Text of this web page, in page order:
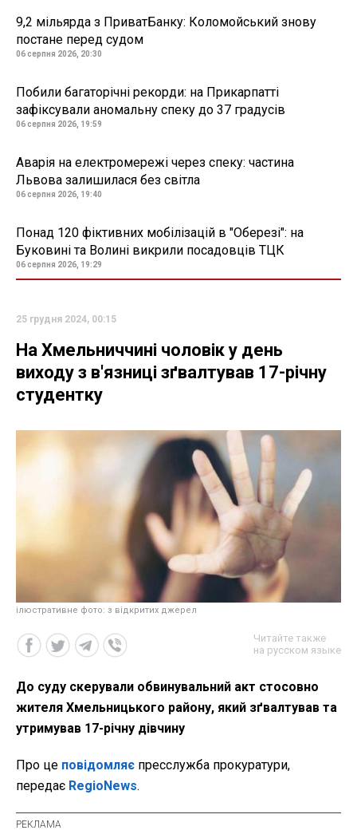
9,2 мільярда з ПриватБанку: Коломойський знову
постане перед судом
06 серпня 2026, 20:30
Побили багаторічні рекорди: на Прикарпатті
зафіксували аномальну спеку до 37 градусів
06 серпня 2026, 19:59
Аварія на електромережі через спеку: частина
Львова залишилася без світла
06 серпня 2026, 19:40
Понад 120 фіктивних мобілізацій в "Оберезі": на
Буковині та Волині викрили посадовців ТЦК
06 серпня 2026, 19:29
25 грудня 2024, 00:15
На Хмельниччині чоловік у день
виходу з в'язниці зґвалтував 17-річну
студентку
ілюстративне фото: з відкритих джерел
Читайте также
на русском языке
До суду скерували обвинувальний акт стосовно
жителя Хмельницького району, який зґвалтував та
утримував 17-річну дівчину
Про це повідомляє пресслужба прокуратури,
передає RegioNews.